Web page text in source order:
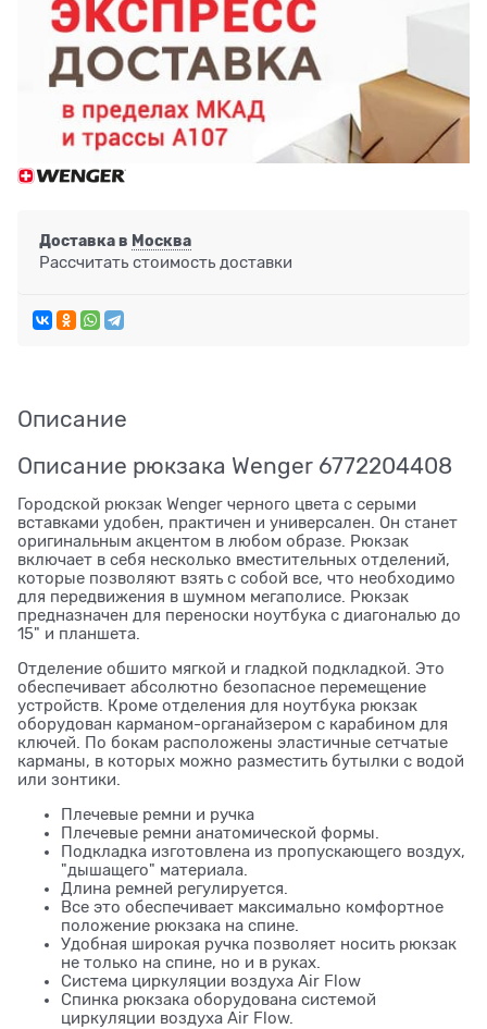
Доставка в Москва
Рассчитать стоимость доставки
Описание
Описание рюкзака Wenger 6772204408
Городской рюкзак Wenger черного цвета с серыми
вставками удобен, практичен и универсален. Он станет
оригинальным акцентом в любом образе. Рюкзак
включает в себя несколько вместительных отделений,
которые позволяют взять с собой все, что необходимо
для передвижения в шумном мегаполисе. Рюкзак
предназначен для переноски ноутбука с диагональю до
15" и планшета.
Отделение обшито мягкой и гладкой подкладкой. Это
обеспечивает абсолютно безопасное перемещение
устройств. Кроме отделения для ноутбука рюкзак
оборудован карманом-органайзером с карабином для
ключей. По бокам расположены эластичные сетчатые
карманы, в которых можно разместить бутылки с водой
или зонтики.
Плечевые ремни и ручка
Плечевые ремни анатомической формы.
Подкладка изготовлена из пропускающего воздух,
"дышащего" материала.
Длина ремней регулируется.
Все это обеспечивает максимально комфортное
положение рюкзака на спине.
Удобная широкая ручка позволяет носить рюкзак
не только на спине, но и в руках.
Система циркуляции воздуха Air Flow
Спинка рюкзака оборудована системой
циркуляции воздуха Air Flow.